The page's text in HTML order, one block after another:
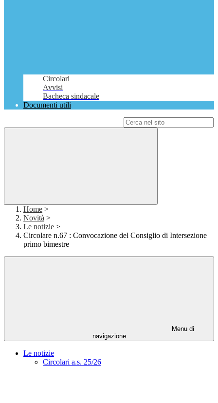
Circolari
Avvisi
Bacheca sindacale
Documenti utili
Home >
Novità >
Le notizie >
Circolare n.67 : Convocazione del Consiglio di Intersezione
primo bimestre
Menu di
navigazione
Le notizie
Circolari a.s. 25/26